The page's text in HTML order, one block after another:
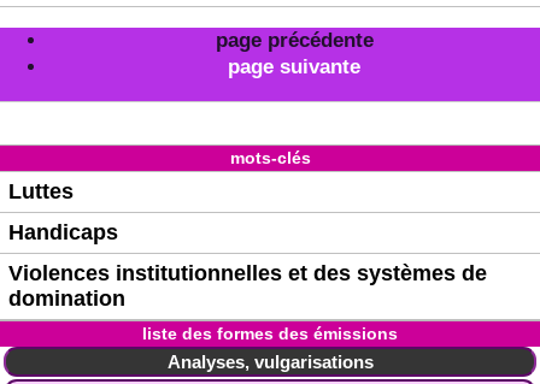
page précédente
page suivante
mots-clés
Luttes
Handicaps
Violences institutionnelles et des systèmes de
domination
liste des formes des émissions
Analyses, vulgarisations